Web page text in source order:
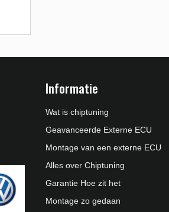
Informatie
Wat is chiptuning
Geavanceerde Externe ECU
Montage van een externe ECU
Alles over Chiptuning
Garantie Hoe zit het
Montage zo gedaan